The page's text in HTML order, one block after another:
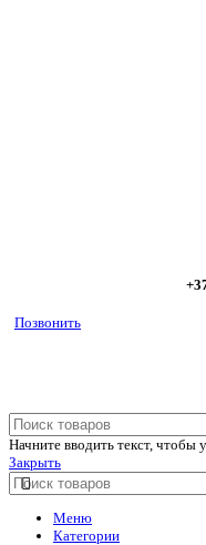
Позвонить
Начните вводить текст, чтобы
Закрыть
Меню
Категории